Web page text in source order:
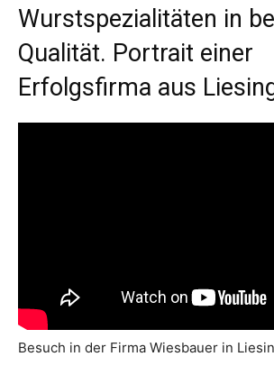
Wurstspezialitäten in
Qualität. Portrait einer
Erfolgsfirma aus
Besuch in der Firma Wiesbauer in